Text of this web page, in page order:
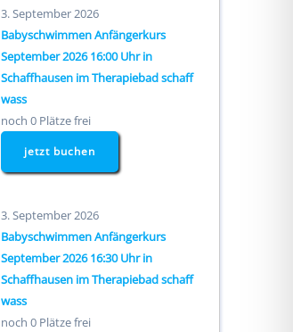
3. September 2026
Babyschwimmen Anfängerkurs
September 2026 16:00 Uhr in
Schaffhausen im Therapiebad schaff
wass
noch 0 Plätze frei
jetzt buchen
3. September 2026
Babyschwimmen Anfängerkurs
September 2026 16:30 Uhr in
Schaffhausen im Therapiebad schaff
wass
noch 0 Plätze frei